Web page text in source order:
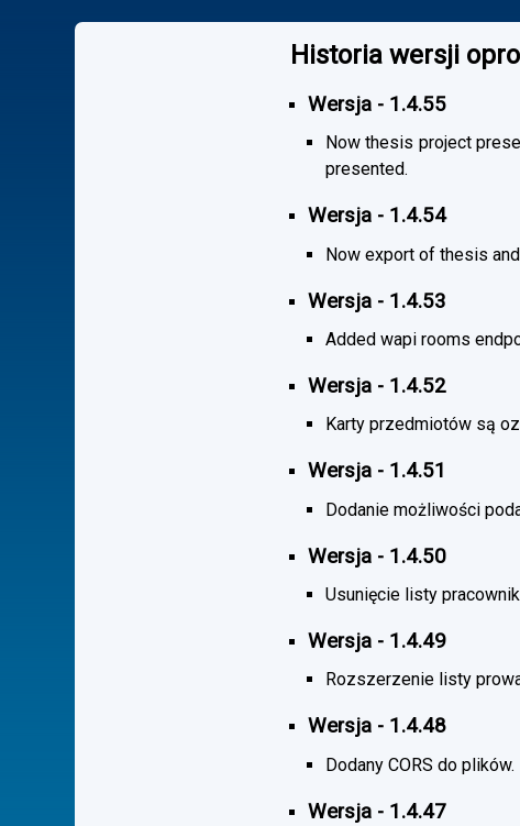
Historia wersji
Wersja - 1.4.55
Now thesis project
presented.
Wersja - 1.4.54
Now export of thesis
Wersja - 1.4.53
Added wapi rooms
Wersja - 1.4.52
Karty przedmiotów są
Wersja - 1.4.51
Dodanie możliwości
Wersja - 1.4.50
Usunięcie listy
Wersja - 1.4.49
Rozszerzenie listy
Wersja - 1.4.48
Dodany CORS do plików.
Wersja - 1.4.47